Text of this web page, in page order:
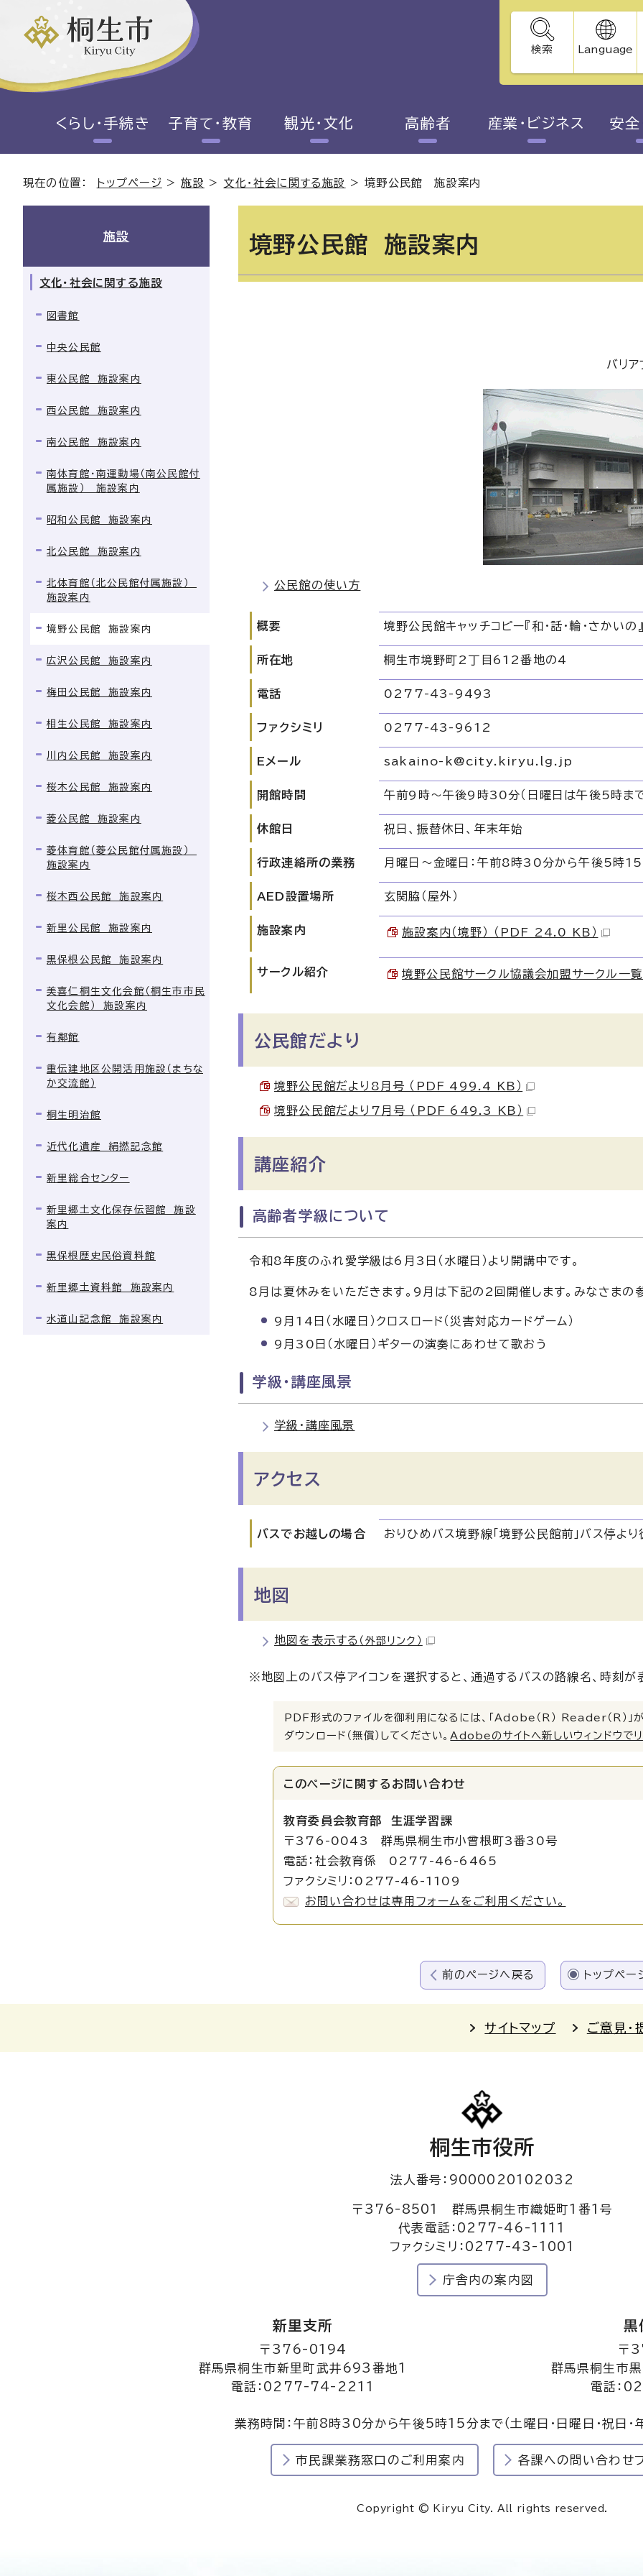
検索 Language
くらし・手続き 子育て・教育 観光・文化 高齢者 産業・ビジネス 安全
現在の位置： トップページ >施設 > 文化・社会に関する施設 >境野公民館 施設案内
境野公民館 施設案内
バリア
公民館の使い方
概要 境野公民館キャッチコピー『和・話・輪・さかいの』
所在地 桐生市境野町2丁目612番地の4
電話 0277-43-9493
ファクシミリ 0277-43-9612
Eメール sakaino-k@city.kiryu.lg.jp
開館時間 午前9時～午後9時30分（日曜日は午後5時まで
休館日 祝日、振替休日、年末年始
行政連絡所の業務 月曜日～金曜日：午前8時30分から午後5時15
AED設置場所 玄関脇（屋外）
施設案内 施設案内（境野） （PDF 24.0 KB）
サークル紹介 境野公民館サークル協議会加盟サークル一
公民館だより
境野公民館だより8月号 （PDF 499.4 KB）
境野公民館だより7月号 （PDF 649.3 KB）
講座紹介
高齢者学級について
令和8年度のふれ愛学級は6月3日（水曜日）より開講中です。
8月は夏休みをいただきます。9月は下記の2回開催します。みなさまの
9月14日（水曜日）クロスロード（災害対応カードゲーム）
9月30日（水曜日）ギターの演奏にあわせて歌おう
学級・講座風景
学級・講座風景
アクセス
バスでお越しの場合 おりひめバス境野線「境野公民館前」バス停よ
地図
地図を表示する （外部リンク）
※地図上のバス停アイコンを選択すると、通過するバスの路線名、時刻が
PDF形式のファイルを御利用になるには、「Adobe（R） Reader（R）
ダウンロード（無償）してください。 Adobeのサイトへ新しいウィンドウでリ
このページに関する お問い合わせ
教育委員会教育部 生涯学習課
〒376-0043 群馬県桐生市小曾根町3番30号
電話：社会教育係 0277-46-6465
ファクシミリ：0277-46-1109
お問い合わせは専用フォームをご利用ください。
施設
文化・社会に関する施設
図書館
中央公民館
東公民館 施設案内
西公民館 施設案内
南公民館 施設案内
南体育館・南運動場（南公民館付
属施設） 施設案内
昭和公民館 施設案内
北公民館 施設案内
北体育館（北公民館付属施設）
施設案内
境野公民館 施設案内
広沢公民館 施設案内
梅田公民館 施設案内
相生公民館 施設案内
川内公民館 施設案内
桜木公民館 施設案内
菱公民館 施設案内
菱体育館（菱公民館付属施設）
施設案内
桜木西公民館 施設案内
新里公民館 施設案内
黒保根公民館 施設案内
美喜仁桐生文化会館（桐生市市民
文化会館） 施設案内
有鄰館
重伝建地区公開活用施設（まちな
か交流館）
桐生明治館
近代化遺産 絹撚記念館
新里総合センター
新里郷土文化保存伝習館 施設
案内
黒保根歴史民俗資料館
新里郷土資料館 施設案内
水道山記念館 施設案内
前のページへ戻る トップペー
サイトマップ ご意見・
桐生市役所
法人番号：9000020102032
〒376-8501 群馬県桐生市織姫町1番1号
代表電話：0277-46-1111
ファクシミリ：0277-43-1001
庁舎内の案内図
新里支所
〒376-0194
群馬県桐生市新里町武井693番地1
電話：0277-74-2211
黒
〒
群馬県桐生市
電話：
業務時間：午前8時30分から午後5時15分まで（土曜日・日曜日・祝日・
市民課業務窓口のご利用案内 各課への問い合わせ
Copyright © Kiryu City. All rights reserved.